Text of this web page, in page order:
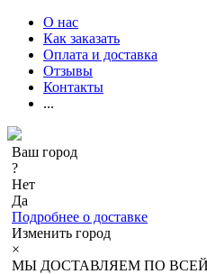
О нас
Как заказать
Оплата и доставка
Отзывы
Контакты
...
Ваш город
?
Нет
Да
Подробнее о доставке
Изменить город
×
МЫ ДОСТАВЛЯЕМ ПО